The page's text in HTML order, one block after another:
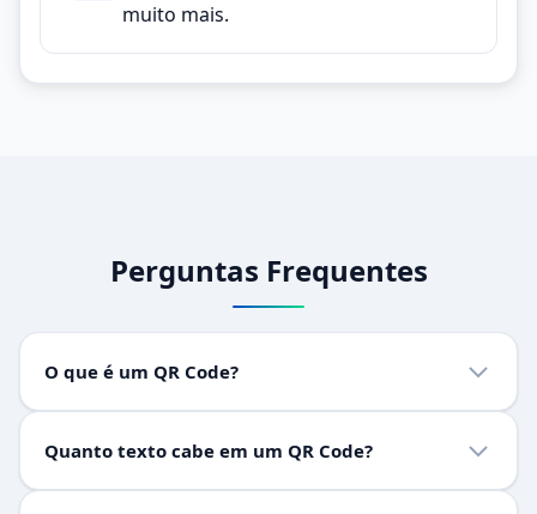
muito mais.
Perguntas Frequentes
O que é um QR Code?
QR Code
bidimensional que armazena informações como textos,
URLs, dados de contato e mais. Pode ser lido por câmeras
Quanto texto cabe em um QR Code?
Um QR Code pode armazenar até